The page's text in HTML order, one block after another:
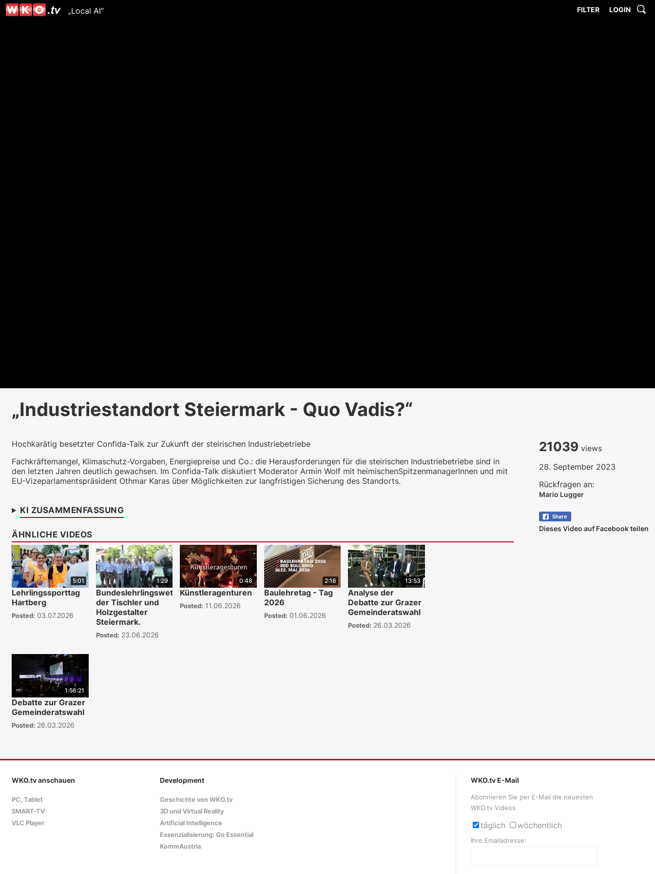
„Local AI“ FILTER LOGIN
„Industriestandort Steiermark - Quo Vadis?“
Hochkarätig besetzter Confida-Talk zur Zukunft der steirischen Industriebetriebe
Fachkräftemangel, Klimaschutz-Vorgaben, Energiepreise und Co.: die Herausforderungen für die steirischen Industriebetriebe sind in
den letzten Jahren deutlich gewachsen. Im Confida-Talk diskutiert Moderator Armin Wolf mit heimischenSpitzenmanagerInnen und mit
EU-Vizeparlamentspräsident Othmar Karas über Möglichkeiten zur langfristigen Sicherung des Standorts.
KI ZUSAMMENFASSUNG
ÄHNLICHE VIDEOS
5:01
Lehrlingssporttag
Hartberg
Posted: 03.07.2026
1:29
Bundeslehrlingswettbewerb
der Tischler und
Holzgestalter
Steiermark.
Posted: 23.06.2026
0:48
Künstleragenturen
Posted: 11.06.2026
2:16
Baulehretag - Tag
2026
Posted: 01.06.2026
13:53
Analyse der
Debatte zur Grazer
Gemeinderatswahl
Posted: 26.03.2026
1:56:21
Debatte zur Grazer
Gemeinderatswahl
Posted: 26.03.2026
21039 views
28. September 2023
Rückfragen an:
Mario Lugger
Dieses Video auf Facebook teilen
WKO.tv anschauen
PC, Tablet
SMART-TV
VLC Player
Development
Geschichte von WKO.tv
3D und Virtual Reality
Artificial Intelligence
Essenzialisierung: Go Essential
KommAustria
WKO.tv E-Mail
Abonnieren Sie per E-Mail die neuesten
WKO.tv Videos
täglich wöchentlich
Ihre Emailadresse: